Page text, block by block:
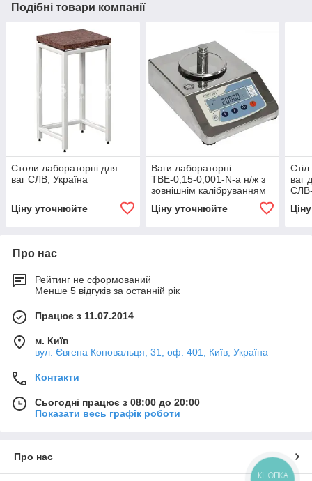
Подібні товари компанії
Столи лабораторні для
ваг СЛВ, Україна
Ціну уточнюйте
Ваги лабораторні
ТВЕ-0,15-0,001-N-а н/ж з
зовнішнім калібруванням
Ціну уточнюйте
ваг
Про нас
Рейтинг не сформований
Менше 5 відгуків за останній рік
Працює з 11.07.2014
м. Київ
вул. Євгена Коновальця, 31, оф. 401, Київ, Україна
Контакти
Сьогодні працює з 08:00 до 20:00
Показати весь графік роботи
Про нас
КНОПКА